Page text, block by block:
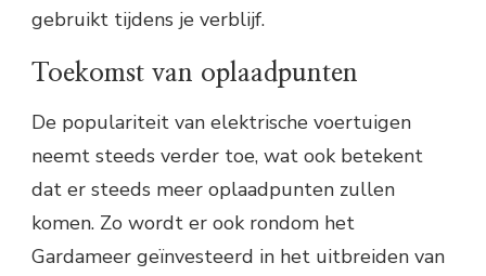
gebruikt tijdens je verblijf.
Toekomst van oplaadpunten
De populariteit van elektrische voertuigen
neemt steeds verder toe, wat ook betekent
dat er steeds meer oplaadpunten zullen
komen. Zo wordt er ook rondom het
Gardameer geïnvesteerd in het uitbreiden van